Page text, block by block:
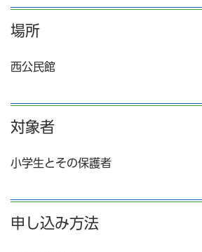
場所
西公民館
対象者
小学生とその保護者
申し込み方法